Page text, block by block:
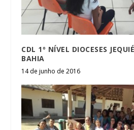
CDL 1º NÍVEL DIOCESES
BAHIA
14 de junho de 2016